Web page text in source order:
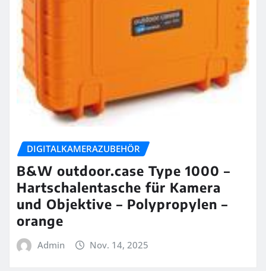
DIGITALKAMERAZUBEHÖR
B&W outdoor.case Type 1000 –
Hartschalentasche für Kamera
und Objektive – Polypropylen –
orange
Admin Nov. 14, 2025